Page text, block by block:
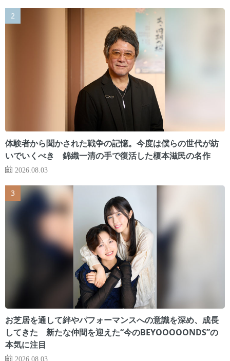
体験者から聞かされた戦争の記憶。今度は僕らの世代が紡
いでいくべき 錦織一清の手で復活した榎本滋民の名作
2026.08.03
お芝居を通して絆やパフォーマンスへの意識を深め、成長
してきた 新たな仲間を迎えた“今のBEYOOOOONDS”の
本気に注目
2026.08.03